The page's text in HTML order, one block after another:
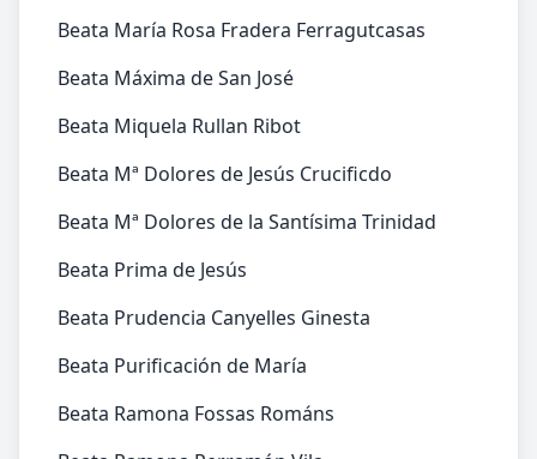
Beata María Rosa Fradera Ferragutcasas
Beata Máxima de San José
Beata Miquela Rullan Ribot
Beata Mª Dolores de Jesús Crucificdo
Beata Mª Dolores de la Santísima Trinidad
Beata Prima de Jesús
Beata Prudencia Canyelles Ginesta
Beata Purificación de María
Beata Ramona Fossas Románs